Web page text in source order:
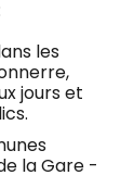
les
jours et
la Gare -